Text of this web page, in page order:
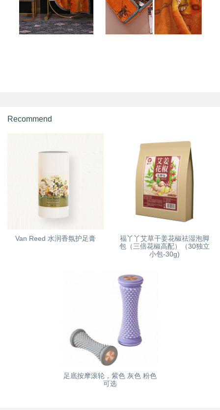
Recommend
Van Reed 水润香氛护足膏
福丫丫艾草干姜花椒祛湿泡脚
包（三倍花椒高配）（30独立
小包-30g)
足底按摩滚轮，紫色 灰色 粉色
可选